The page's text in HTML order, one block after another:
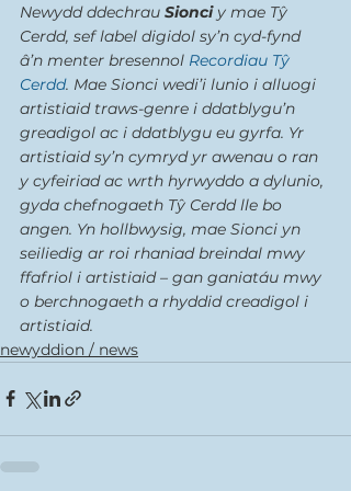
Newydd ddechrau Sionci y mae Tŷ
Cerdd, sef label digidol sy’n cyd-fynd
â’n menter bresennol Recordiau Tŷ
Cerdd. Mae Sionci wedi’i lunio i alluogi
artistiaid traws-genre i ddatblygu’n
greadigol ac i ddatblygu eu gyrfa. Yr
artistiaid sy’n cymryd yr awenau o ran
y cyfeiriad ac wrth hyrwyddo a dylunio,
gyda chefnogaeth Tŷ Cerdd lle bo
angen. Yn hollbwysig, mae Sionci yn
seiliedig ar roi rhaniad breindal mwy
ffafriol i artistiaid – gan ganiatáu mwy
o berchnogaeth a rhyddid creadigol i
artistiaid.
newyddion / news